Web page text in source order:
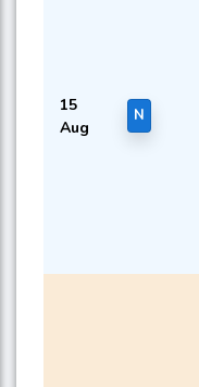
15
Aug
N